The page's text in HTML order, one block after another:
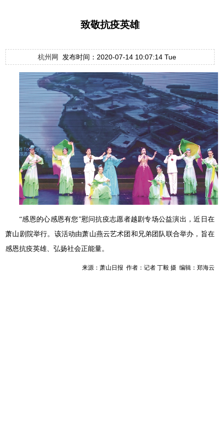
致敬抗疫英雄
杭州网 发布时间：2020-07-14 10:07:14 Tue
“感恩的心感恩有您”慰问抗疫志愿者越剧专场公益演出，近日在
萧山剧院举行。该活动由萧山燕云艺术团和兄弟团队联合举办，旨在
感恩抗疫英雄、弘扬社会正能量。
来源：萧山日报 作者：记者 丁毅 摄 编辑：郑海云